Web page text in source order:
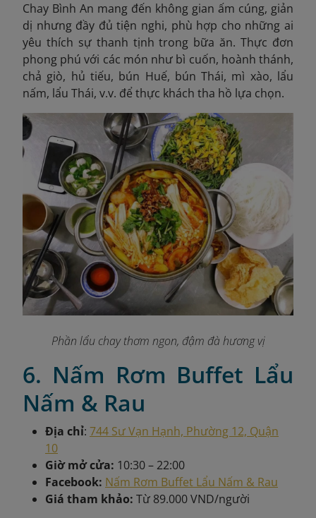
Chay Bình An mang đến không gian ấm cúng, giản
dị nhưng đầy đủ tiện nghi, phù hợp cho những ai
yêu thích sự thanh tịnh trong bữa ăn. Thực đơn
phong phú với các món như bì cuốn, hoành thánh,
chả giò, hủ tiếu, bún Huế, bún Thái, mì xào, lẩu
nấm, lẩu Thái, v.v. để thực khách tha hồ lựa chọn.
Phần lẩu chay thơm ngon, đậm đà hương vị
6. Nấm Rơm Buffet Lẩu
Nấm & Rau
Địa chỉ: 744 Sư Vạn Hạnh, Phường 12, Quận
10
Giờ mở cửa: 10:30 – 22:00
Facebook: Nấm Rơm Buffet Lẩu Nấm & Rau
Giá tham khảo: Từ 89.000 VND/người